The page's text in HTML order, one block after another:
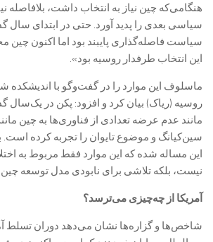
هنگامی‌که چین نیاز به انتخاب داشت، بلافاصله
سیاسی بعدی را پدید آورد. حتی در ابتدای سال
سیاست فاصله‌گذاری پایبند بود اما اکنون چین
این انتخاب طرفدار روسیه بود».
ماسلوف این موارد را در گفت‌وگو با اندیشکده
روسیه (ریاک) بیان کرد و افزود: پکن در یک‌سال
مانند عدم‌ عرضه تعدادی از فناوری‌ها به چین
سین‌کیانگ و موضوع تایوان را تجربه کرده است.
این مساله شده که این موارد فقط مربوط به
نیست، بلکه تلاشی برای نابودی مدل توسعه
آمریکا از چه‌چیزی می‌ترسد؟
شاخص‌ها و گزاره‌ها نشان می‌دهد دوران تسلط